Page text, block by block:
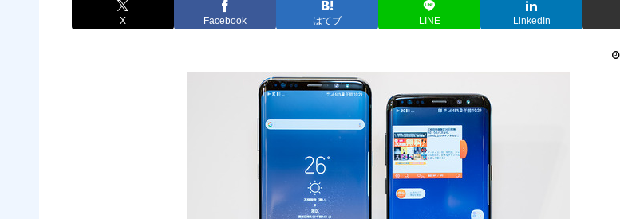
X Facebook はてブ LINE LinkedIn